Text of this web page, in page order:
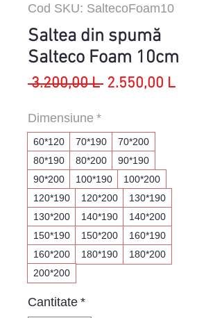
Cod SKU: SaltecoFoam10
Saltea din spumă
Salteco Foam 10cm
3.200,00 L Preț
2.550,00 LPreț
Dimensiune *
60*120 70*190
70*200
80*190
80*200
90*190
90*200
100*190
100*200
120*190
120*200
130*190
130*200
140*190
140*200
150*190
150*200
160*190
160*200
180*190
180*200
200*200
Cantitate *